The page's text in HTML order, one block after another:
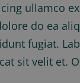
ullamco
do ea
fugiat.
sit velit et.